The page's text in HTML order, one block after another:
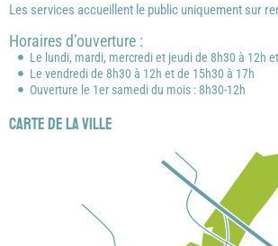
Les services accueillent le public uniquement sur
Horaires d’ouverture :
Le lundi, mardi, mercredi et jeudi de 8h30 à 12h
Le vendredi de 8h30 à 12h et de 15h30 à 17h
Ouverture le 1er samedi du mois : 8h30-12h
Carte de la ville